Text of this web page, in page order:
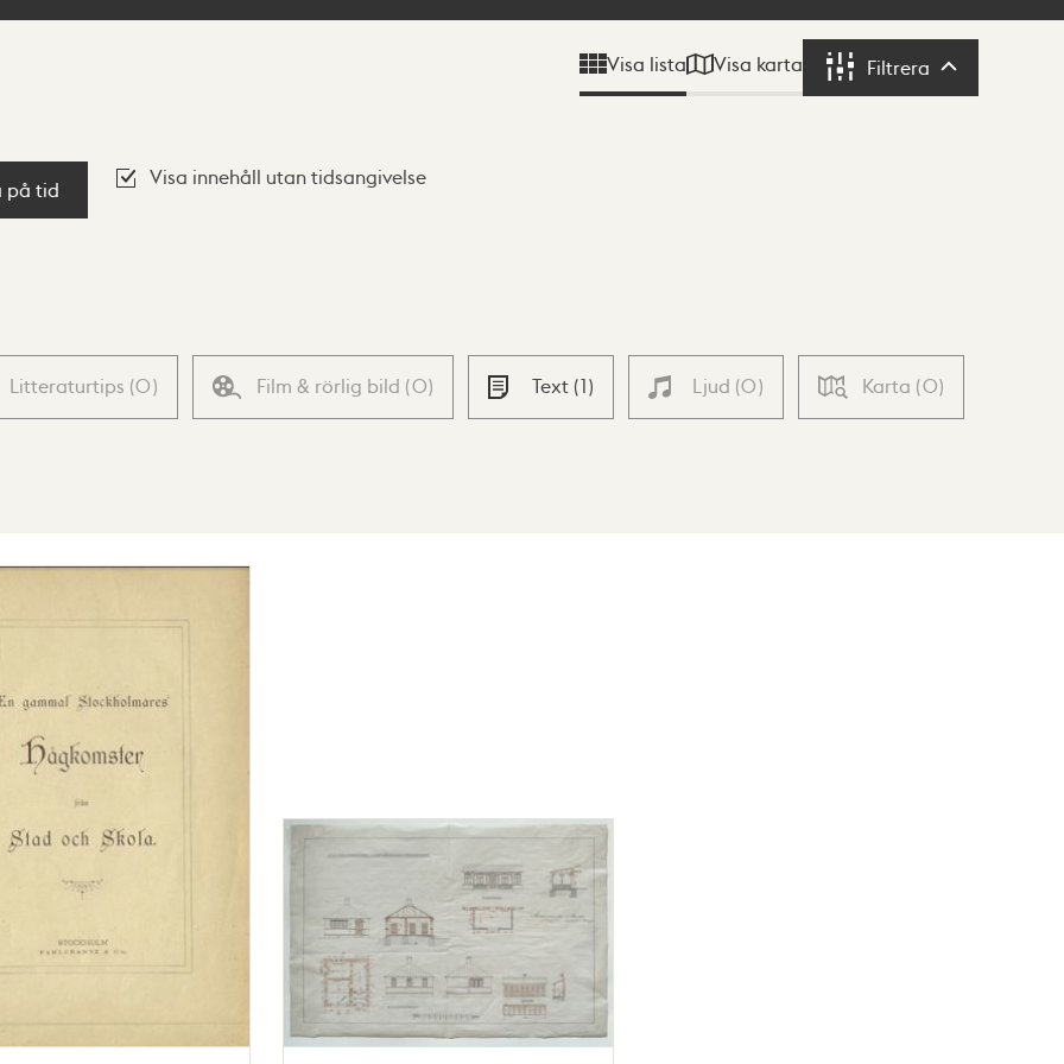
Visa lista Visa karta Filtrera Filtrera
på tid
Visa innehåll utan tidsangivelse
Litteraturtips (0) Film & rörlig bild (0) Text (1) Ljud (0) Karta (0)